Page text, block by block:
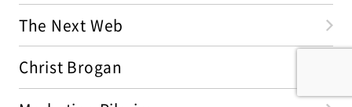
The Next Web
Christ Brogan